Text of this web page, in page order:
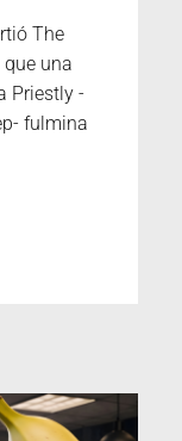
The
una
Priestly -
fulmina